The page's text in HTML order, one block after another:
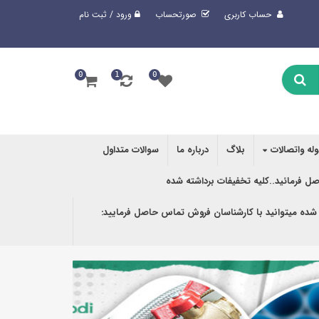
حساب کاربری صورتحساب ورود / ثبت نام
0
1
0
واتصالات بلاگ درباره ما سوالات متداول
فرمائید..کلیه تخفیفات برداشته شده
میتوانید با کارشناسان فروش تماس حاصل فرمایید: